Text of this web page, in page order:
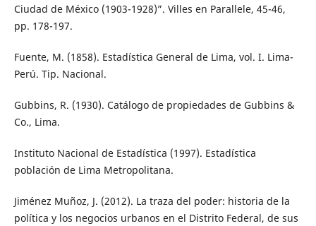
Ciudad de México (1903-1928)”. Villes en Parallele, 45-46,
pp. 178-197.
Fuente, M. (1858). Estadística General de Lima, vol. I. Lima-
Perú. Tip. Nacional.
Gubbins, R. (1930). Catálogo de propiedades de Gubbins &
Co., Lima.
Instituto Nacional de Estadística (1997). Estadística
población de Lima Metropolitana.
Jiménez Muñoz, J. (2012). La traza del poder: historia de la
política y los negocios urbanos en el Distrito Federal, de sus